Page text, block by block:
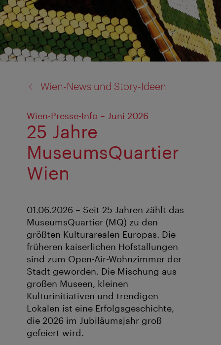
Wien-News und Story-Ideen
Wien-Presse-Info – Juni 2026
25 Jahre
MuseumsQuartier
Wien
01.06.2026 – Seit 25 Jahren zählt das
MuseumsQuartier (MQ) zu den
größten Kulturarealen Europas. Die
früheren kaiserlichen Hofstallungen
sind zum Open-Air-Wohnzimmer der
Stadt geworden. Die Mischung aus
großen Museen, kleinen
Kulturinitiativen und trendigen
Lokalen ist eine Erfolgsgeschichte,
die 2026 im Jubiläumsjahr groß
gefeiert wird.